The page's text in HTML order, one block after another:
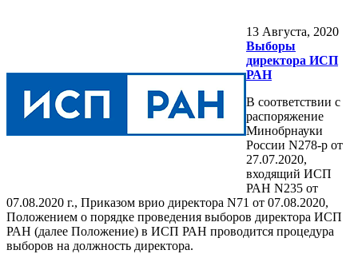
13 Августа, 2020
Выборы
директора ИСП
РАН
В соответствии с
распоряжение
Минобрнауки
России N278-p от
27.07.2020,
входящий ИСП
РАН N235 от
07.08.2020 г., Приказом врио директора N71 от 07.08.2020,
Положением о порядке проведения выборов директора ИСП
РАН (далее Положение) в ИСП РАН проводится процедура
выборов на должность директора.